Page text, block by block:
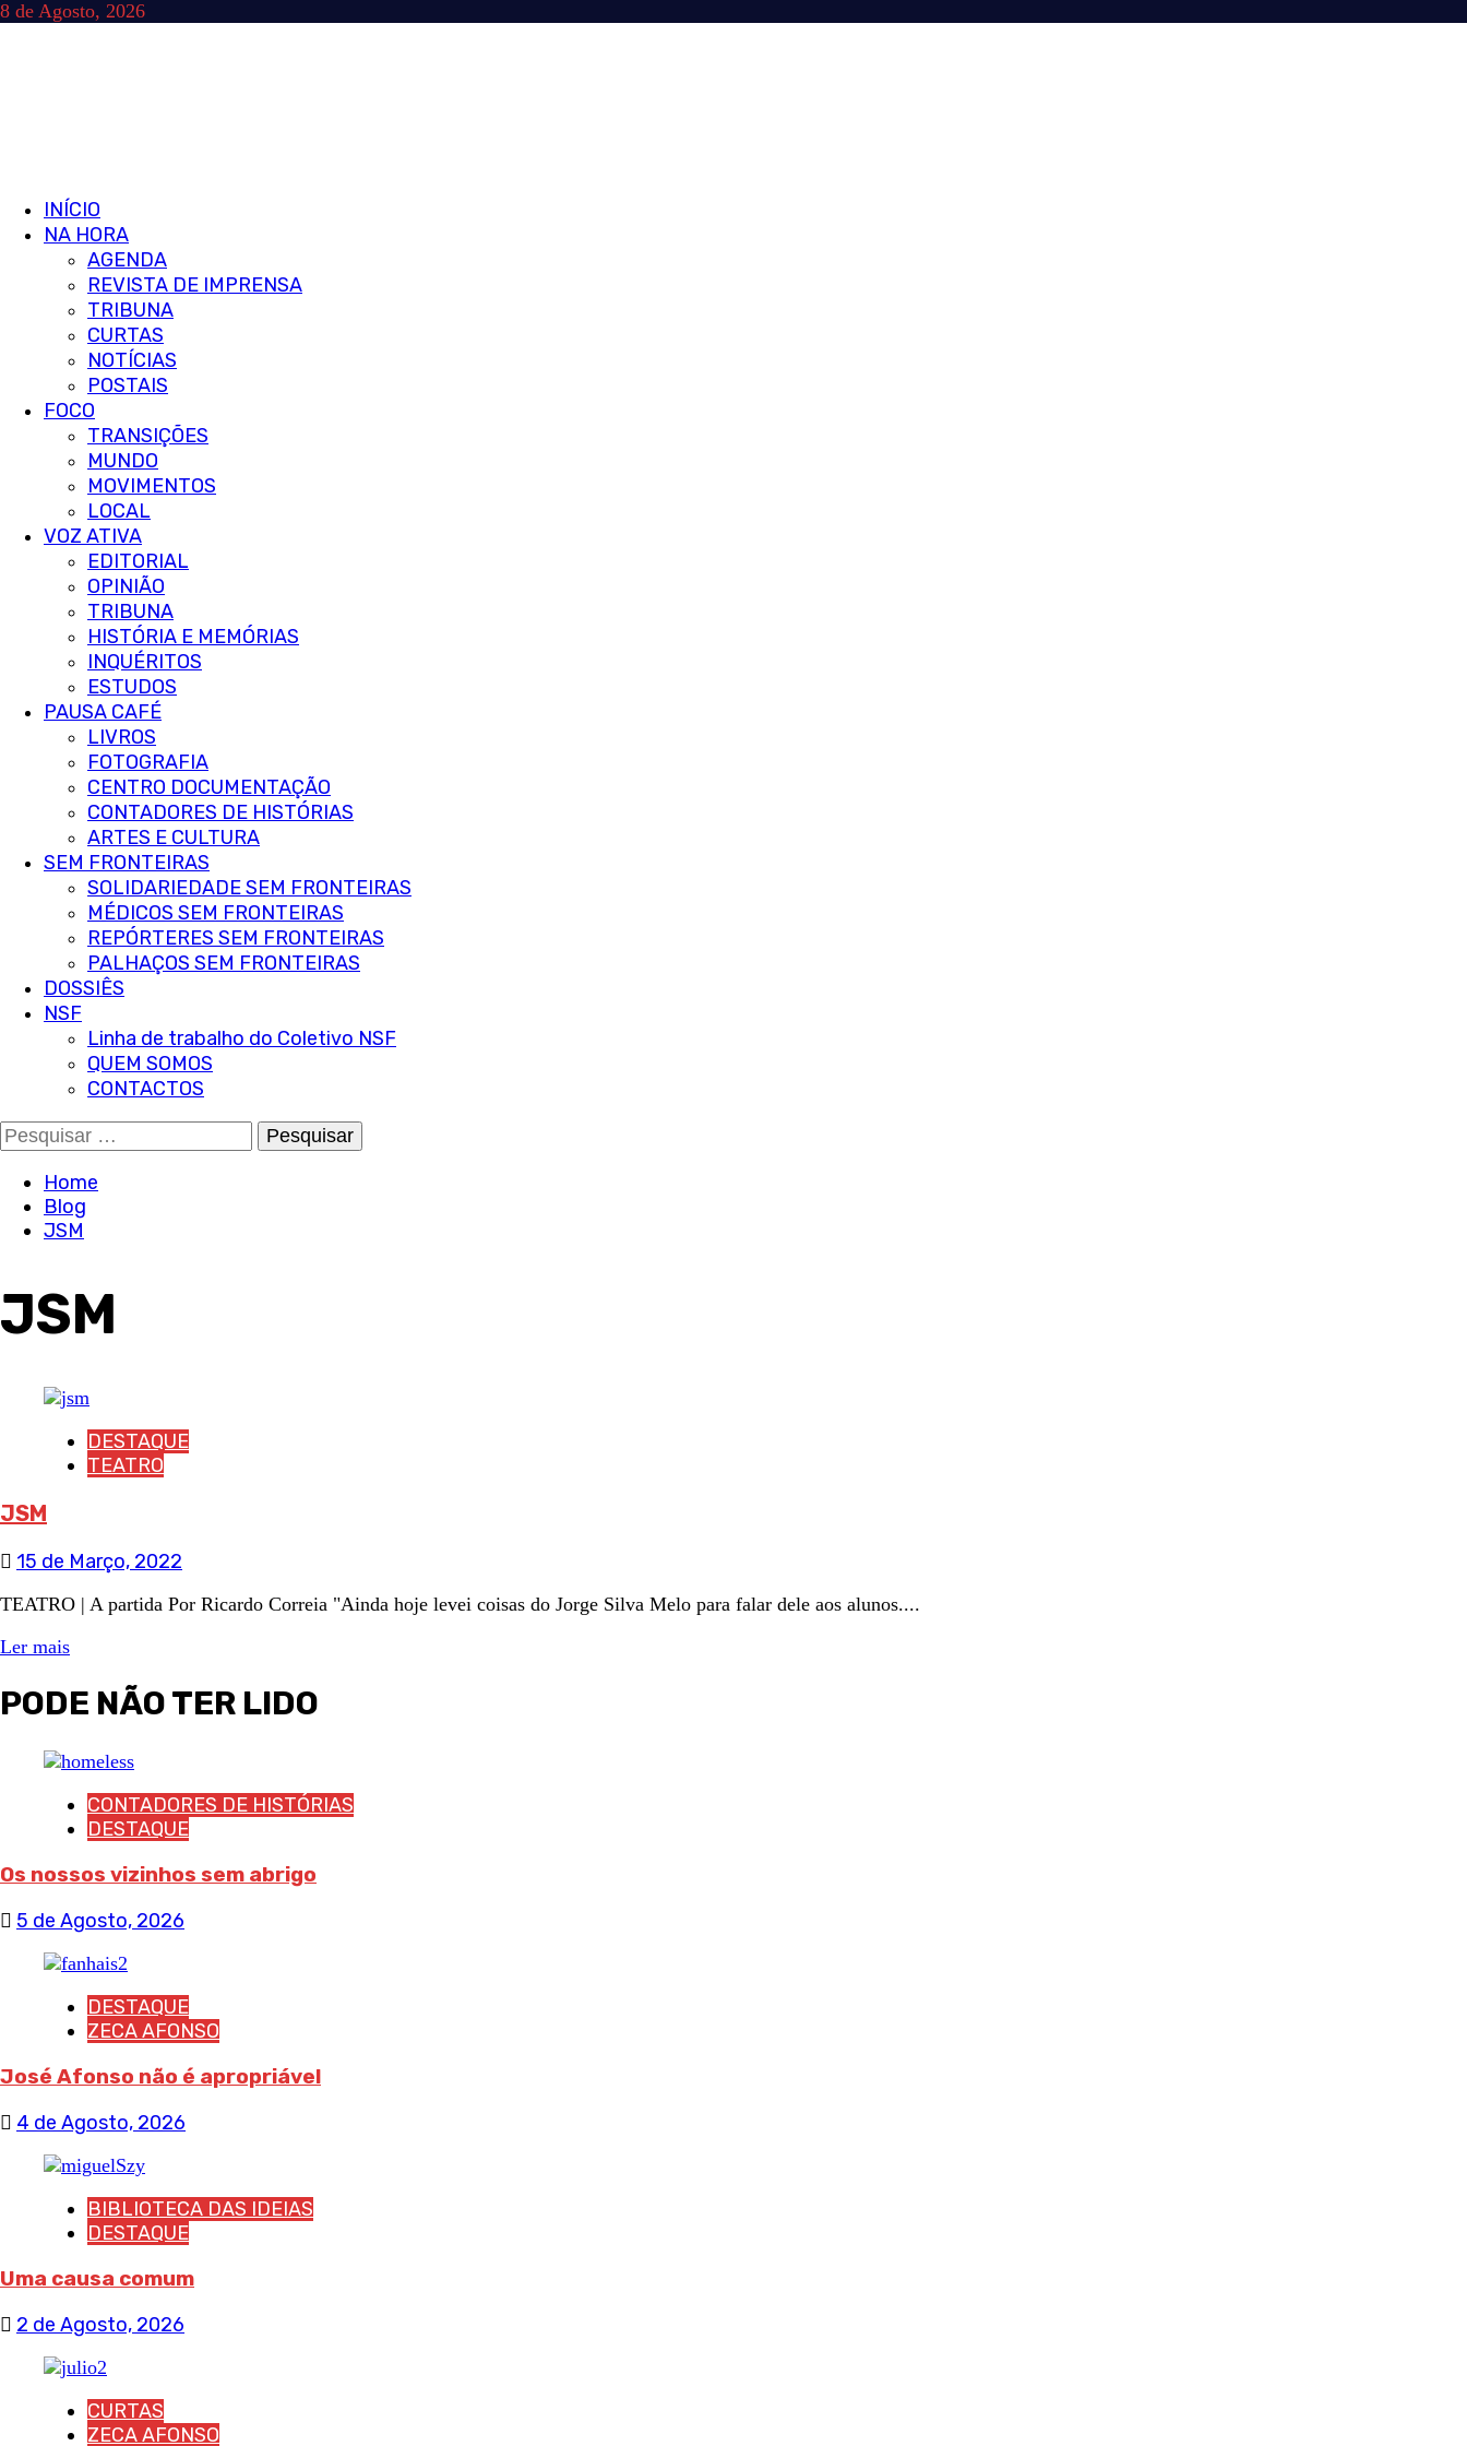
Skip
8 de Agosto, 2026
Primary
Menu
INÍCIO
NA HORA
AGENDA
REVISTA DE IMPRENSA
TRIBUNA
CURTAS
NOTÍCIAS
POSTAIS
FOCO
TRANSIÇÕES
MUNDO
MOVIMENTOS
LOCAL
VOZ ATIVA
EDITORIAL
OPINIÃO
TRIBUNA
HISTÓRIA E MEMÓRIAS
INQUÉRITOS
ESTUDOS
PAUSA CAFÉ
LIVROS
FOTOGRAFIA
CENTRO DOCUMENTAÇÃO
CONTADORES DE HISTÓRIAS
ARTES E CULTURA
SEM FRONTEIRAS
SOLIDARIEDADE SEM FRONTEIRAS
MÉDICOS SEM FRONTEIRAS
REPÓRTERES SEM FRONTEIRAS
PALHAÇOS SEM FRONTEIRAS
DOSSIÊS
NSF
Linha de trabalho do Coletivo NSF
QUEM SOMOS
CONTACTOS
Pesquisar
por:
Home
Blog
JSM
JSM
DESTAQUE
TEATRO
JSM
15 de Março, 2022
TEATRO | A partida Por Ricardo Correia "Ainda hoje levei coisas do Jorge Silva Melo para falar dele aos alunos....
Ler mais
PODE NÃO TER LIDO
CONTADORES DE HISTÓRIAS
DESTAQUE
Os nossos vizinhos sem abrigo
5 de Agosto, 2026
DESTAQUE
ZECA AFONSO
José Afonso não é apropriável
4 de Agosto, 2026
BIBLIOTECA DAS IDEIAS
DESTAQUE
Uma causa comum
2 de Agosto, 2026
CURTAS
ZECA AFONSO